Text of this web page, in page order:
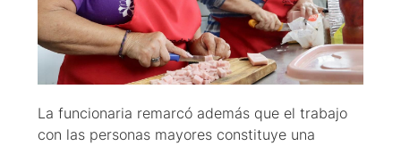
La funcionaria remarcó además que el trabajo
con las personas mayores constituye una